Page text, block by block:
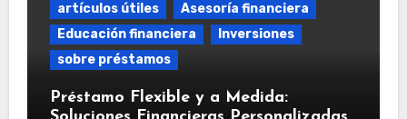
artículos útiles
Asesoría financiera
Educación financiera
Inversiones
sobre préstamos
Préstamo Flexible y a Medida: